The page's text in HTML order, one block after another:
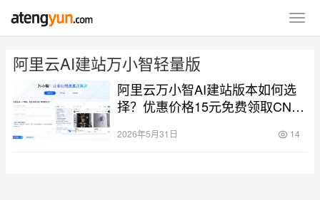
阿里云AI建站万小智轻量版
阿里云万小智AI建站版本如何选
择？优惠价格15元免费领取CN域
2026年5月31日 14